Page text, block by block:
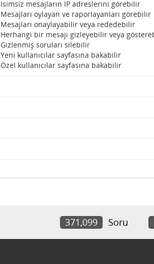
Isimsiz mesajların IP adreslerini görebilir
Mesajları oylayan ve raporlayanları görebilir
Mesajları onaylayabilir veya rededebilir
Herhangi bir mesajı gizleyebilir veya
Gizlenmiş soruları silebilir
Yeni kullanıcılar sayfasına bakabilir
Özel kullanıcılar sayfasına bakabilir
371,099 Soru